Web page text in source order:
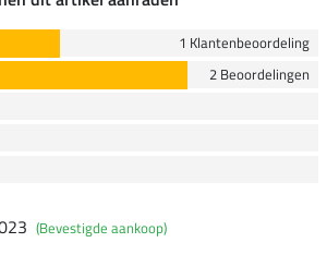
1 Klantenbeoordeling
2 Beoordelingen
(Bevestigde aankoop)